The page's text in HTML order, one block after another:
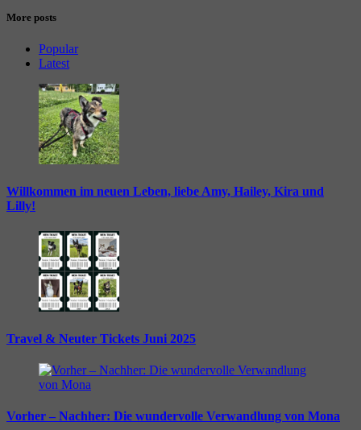
More posts
Popular
Latest
Willkommen im neuen Leben, liebe Amy, Hailey, Kira und
Lilly!
Travel & Neuter Tickets Juni 2025
Vorher – Nachher: Die wundervolle Verwandlung von Mona